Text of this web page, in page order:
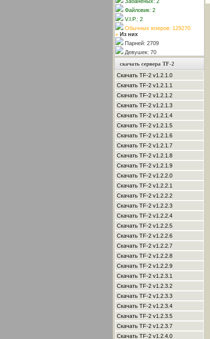
Файловик: 2
V.I.P.: 2
Обычных юзеров: 129270
» Из них
Парней: 2709
Девушек: 70
скачать сервера TF-2
Скачать TF-2 v1.2.1.0
Скачать TF-2 v1.2.1.1
Скачать TF-2 v1.2.1.2
Скачать TF-2 v1.2.1.3
Скачать TF-2 v1.2.1.4
Скачать TF-2 v1.2.1.5
Скачать TF-2 v1.2.1.6
Скачать TF-2 v1.2.1.7
Скачать TF-2 v1.2.1.8
Скачать TF-2 v1.2.1.9
Скачать TF-2 v1.2.2.0
Скачать TF-2 v1.2.2.1
Скачать TF-2 v1.2.2.2
Скачать TF-2 v1.2.2.3
Скачать TF-2 v1.2.2.4
Скачать TF-2 v1.2.2.5
Скачать TF-2 v1.2.2.6
Скачать TF-2 v1.2.2.7
Скачать TF-2 v1.2.2.8
Скачать TF-2 v1.2.2.9
Скачать TF-2 v1.2.3.1
Скачать TF-2 v1.2.3.2
Скачать TF-2 v1.2.3.3
Скачать TF-2 v1.2.3.4
Скачать TF-2 v1.2.3.5
Скачать TF-2 v1.2.3.7
Скачать TF-2 v1.2.4.0